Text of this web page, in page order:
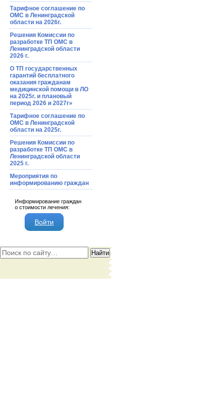
Тарифное соглашение по
ОМС в Ленинградской
области на 2026г.
Решения Комиссии по
разработке ТП ОМС в
Ленинградской области
2026 г.
О ТП государственных
гарантий бесплатного
оказания гражданам
медицинской помощи в ЛО
на 2025г. и плановый
период 2026 и 2027г»
Тарифное соглашение по
ОМС в Ленинградской
области на 2025г.
Решения Комиссии по
разработке ТП ОМС в
Ленинградской области
2025 г.
Мероприятия по
информированию граждан
Информирование граждан
о стоимости лечения:
Войти